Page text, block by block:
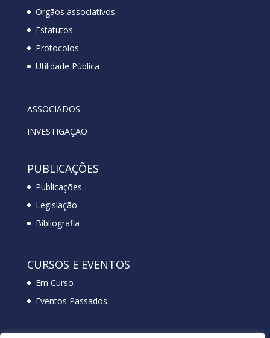
Orgãos associativos
Estatutos
Protocolos
Utilidade Pública
ASSOCIADOS
INVESTIGAÇÃO
PUBLICAÇÕES
Publicações
Legislação
Bibliografia
CURSOS E EVENTOS
Em Curso
Eventos Passados